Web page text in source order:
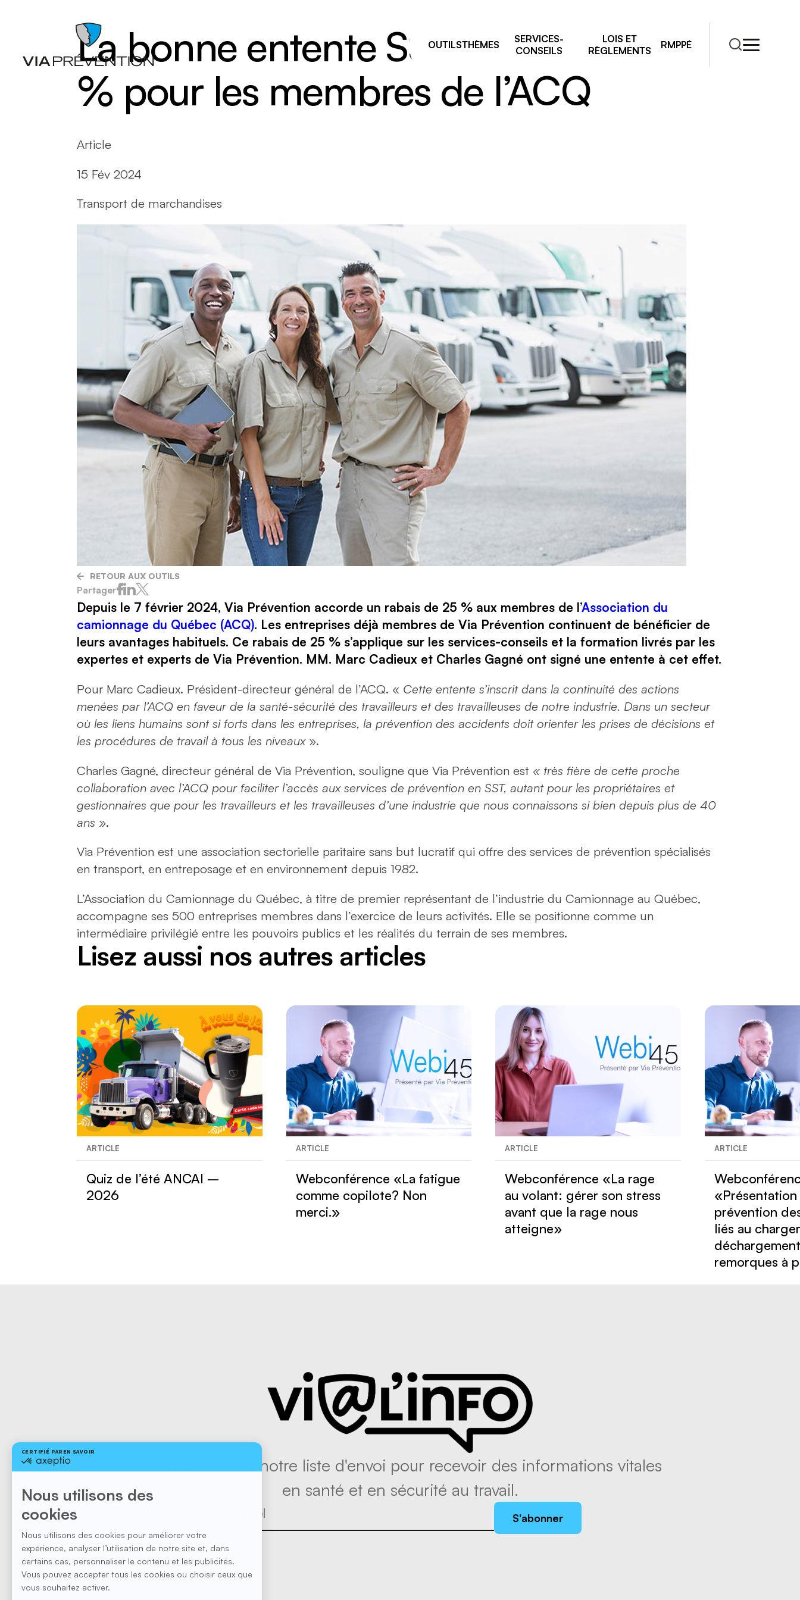
OUTILSTHÈMES
SERVICES-
CONSEILS
LOIS ET
RÈGLEMENTS
RMPPÉ
Documents
Catalogues de cours SST
L'instant prévention
Matières résiduelles
Nouveaux travailleurs, nouvelles
Risques psychosociaux
Sécurité routière
Transport de marchandises
Transport de personnes
conseiller.ère
Nous joindre
La bonne entente SST : rabais de 25
% pour les membres de l’ACQ
Article
15 Fév 2024
Transport de marchandises
RETOUR AUX OUTILS
Partager
Depuis le 7 février 2024, Via Prévention accorde un rabais de 25 % aux membres de l’Association du
camionnage du Québec (ACQ). Les entreprises déjà membres de Via Prévention continuent de bénéficier de
leurs avantages habituels. Ce rabais de 25 % s’applique sur les services-conseils et la formation livrés par les
expertes et experts de Via Prévention. MM. Marc Cadieux et Charles Gagné ont signé une entente à cet effet.
Pour Marc Cadieux. Président-directeur général de l’ACQ. « Cette entente s’inscrit dans la continuité des actions
menées par l’ACQ en faveur de la santé-sécurité des travailleurs et des travailleuses de notre industrie. Dans un secteur
où les liens humains sont si forts dans les entreprises, la prévention des accidents doit orienter les prises de décisions et
les procédures de travail à tous les niveaux».
Charles Gagné, directeur général de Via Prévention, souligne que Via Prévention est « très fière de cette proche
collaboration avec l’ACQ pour faciliter l’accès aux services de prévention en SST, autant pour les propriétaires et
gestionnaires que pour les travailleurs et les travailleuses d’une industrie que nous connaissons si bien depuis plus de 40
ans ».
Via Prévention est une association sectorielle paritaire sans but lucratif qui offre des services de prévention spécialisés
en transport, en entreposage et en environnement depuis 1982.
L’Association du Camionnage du Québec, à titre de premier représentant de l’industrie du Camionnage au Québec,
accompagne ses 500 entreprises membres dans l’exercice de leurs activités. Elle se positionne comme un
intermédiaire privilégié entre les pouvoirs publics et les réalités du terrain de ses membres.
Lisez aussi nos autres articles
ARTICLE
Quiz de l’été ANCAI –
2026
ARTICLE
Webconférence «La fatigue
comme copilote? Non
merci.»
ARTICLE
Webconférence «La rage
au volant: gérer son stress
avant que la rage nous
atteigne»
ARTICLE
prévention
liés au
remorques à
Abonnez-vous à notre liste d'envoi pour recevoir des informations vitales
en santé et en sécurité au travail.
S'abonner